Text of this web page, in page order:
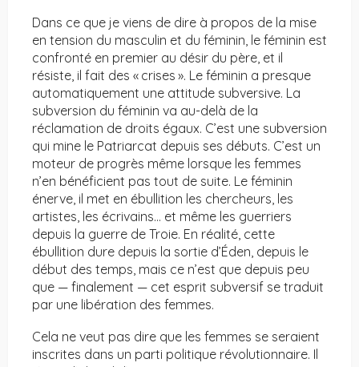
Dans ce que je viens de dire à propos de la mise
en tension du masculin et du féminin, le féminin est
confronté en premier au désir du père, et il
résiste, il fait des « crises ». Le féminin a presque
automatiquement une attitude subversive. La
subversion du féminin va au-delà de la
réclamation de droits égaux. C’est une subversion
qui mine le Patriarcat depuis ses débuts. C’est un
moteur de progrès même lorsque les femmes
n’en bénéficient pas tout de suite. Le féminin
énerve, il met en ébullition les chercheurs, les
artistes, les écrivains… et même les guerriers
depuis la guerre de Troie. En réalité, cette
ébullition dure depuis la sortie d’Éden, depuis le
début des temps, mais ce n’est que depuis peu
que — finalement — cet esprit subversif se traduit
par une libération des femmes.
Cela ne veut pas dire que les femmes se seraient
inscrites dans un parti politique révolutionnaire. Il